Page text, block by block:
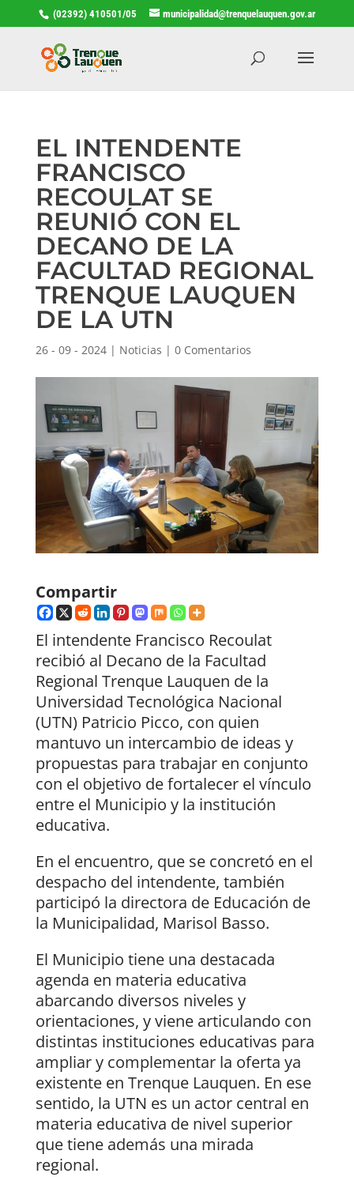
(02392) 410501/05 municipalidad@trenquelauquen.gov.ar
EL INTENDENTE
FRANCISCO
RECOULAT SE
REUNIÓ CON EL
DECANO DE LA
FACULTAD REGIONAL
TRENQUE LAUQUEN
DE LA UTN
26 - 09 - 2024| Noticias | 0 Comentarios
Compartir
El intendente Francisco Recoulat
recibió al Decano de la Facultad
Regional Trenque Lauquen de la
Universidad Tecnológica Nacional
(UTN) Patricio Picco, con quien
mantuvo un intercambio de ideas y
propuestas para trabajar en conjunto
con el objetivo de fortalecer el vínculo
entre el Municipio y la institución
educativa.
En el encuentro, que se concretó en el
despacho del intendente, también
participó la directora de Educación de
la Municipalidad, Marisol Basso.
El Municipio tiene una destacada
agenda en materia educativa
abarcando diversos niveles y
orientaciones, y viene articulando con
distintas instituciones educativas para
ampliar y complementar la oferta ya
existente en Trenque Lauquen. En ese
sentido, la UTN es un actor central en
materia educativa de nivel superior
que tiene además una mirada
regional.